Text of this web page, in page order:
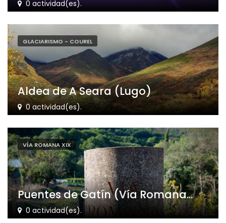
0 actividad(es).
GLACIARISMO - COUREL
Aldea de A Seara (Lugo)
0 actividad(es).
VÍA ROMANA XIX
Puentes de Gatín (Vía Romana...
0 actividad(es).